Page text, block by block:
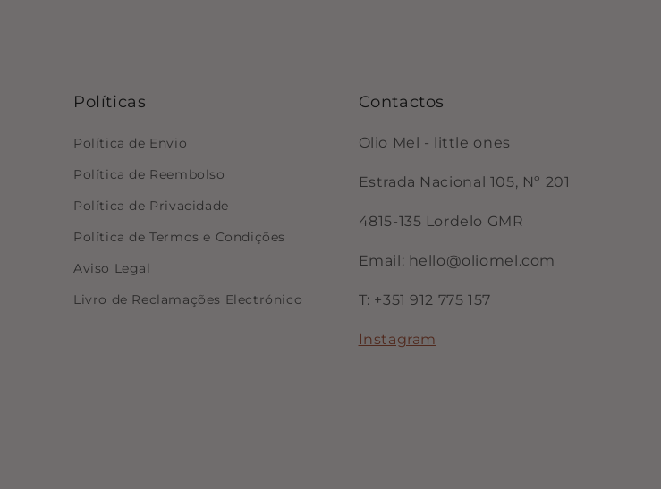
Políticas
Política de Envio
Política de Reembolso
Política de Privacidade
Política de Termos e Condições
Aviso Legal
Livro de Reclamações Electrónico
Contactos
Olio Mel - little ones
Estrada Nacional 105, Nº 201
4815-135 Lordelo GMR
Email: hello@oliomel.com
T: +351 912 775 157
Instagram